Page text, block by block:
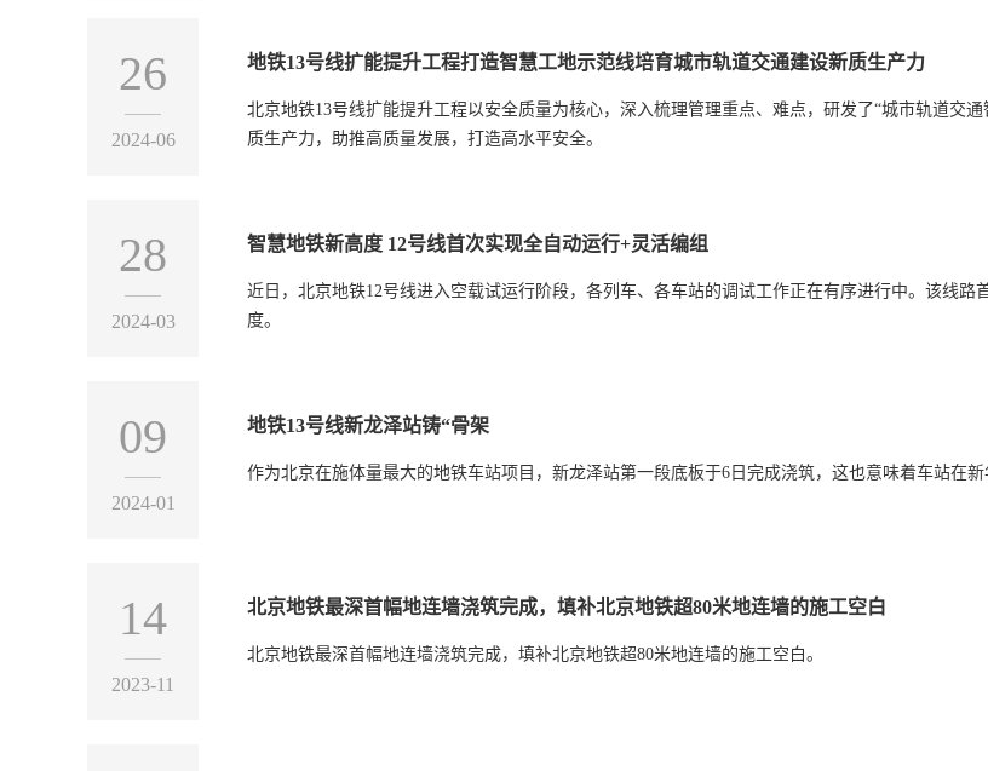
26
2024-06
地铁13号线扩能提升工程打造智慧工地示范线培育城市轨道交通建设新质生产力
北京地铁13号线扩能提升工程以安全质量为核心，深入梳理管理重点、难点，研发了“城市轨道交
质生产力，助推高质量发展，打造高水平安全。
28
2024-03
智慧地铁新高度 12号线首次实现全自动运行+灵活编组
近日，北京地铁12号线进入空载试运行阶段，各列车、各车站的调试工作正在有序进行中。该线
度。
09
2024-01
地铁13号线新龙泽站铸“骨架
作为北京在施体量最大的地铁车站项目，新龙泽站第一段底板于6日完成浇筑，这也意味着车站在
14
2023-11
北京地铁最深首幅地连墙浇筑完成，填补北京地铁超80米地连墙的施工空白
北京地铁最深首幅地连墙浇筑完成，填补北京地铁超80米地连墙的施工空白。